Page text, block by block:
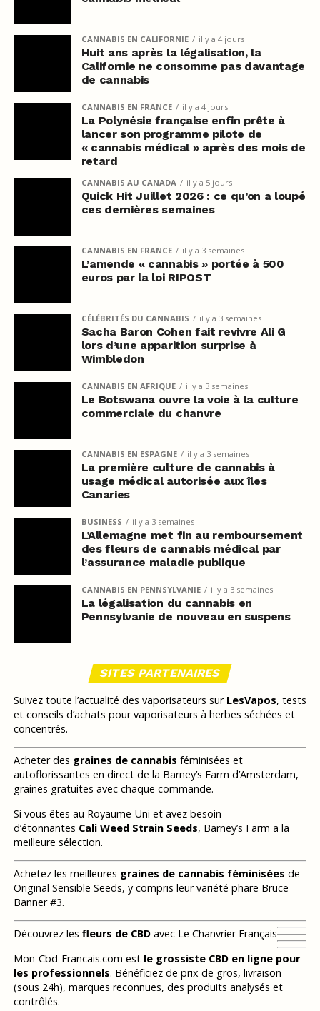
CANNABIS EN CALIFORNIE il y a 4 jours
Huit ans après la légalisation, la
Californie ne consomme pas davantage
de cannabis
CANNABIS EN FRANCE il y a 4 jours
La Polynésie française enfin prête à
lancer son programme pilote de
« cannabis médical » après des mois de
retard
CANNABIS AU CANADA il y a 5 jours
Quick Hit Juillet 2026 : ce qu’on a loupé
ces dernières semaines
CANNABIS EN FRANCE il y a 3 semaines
L’amende « cannabis » portée à 500
euros par la loi RIPOST
CÉLÉBRITÉS DU CANNABIS il y a 3 semaines
Sacha Baron Cohen fait revivre Ali G
lors d’une apparition surprise à
Wimbledon
CANNABIS EN AFRIQUE il y a 3 semaines
Le Botswana ouvre la voie à la culture
commerciale du chanvre
CANNABIS EN ESPAGNE il y a 3 semaines
La première culture de cannabis à
usage médical autorisée aux îles
Canaries
BUSINESS il y a 3 semaines
L’Allemagne met fin au remboursement
des fleurs de cannabis médical par
l’assurance maladie publique
CANNABIS EN PENNSYLVANIE il y a 3 semaines
La légalisation du cannabis en
Pennsylvanie de nouveau en suspens
SITES PARTENAIRES
Suivez toute l’actualité des vaporisateurs sur LesVapos, tests
et conseils d’achats pour vaporisateurs à herbes séchées et
concentrés.
Acheter des graines de cannabis féminisées et
autoflorissantes en direct de la Barney’s Farm d’Amsterdam,
graines gratuites avec chaque commande.
Si vous êtes au Royaume-Uni et avez besoin
d’étonnantes Cali Weed Strain Seeds, Barney’s Farm a la
meilleure sélection.
Achetez les meilleures graines de cannabis féminisées de
Original Sensible Seeds, y compris leur variété phare Bruce
Banner #3.
Découvrez les fleurs de CBDavec Le Chanvrier Français
Mon-Cbd-Francais.com est le grossiste CBD en ligne pour
les professionnels. Bénéficiez de prix de gros, livraison
(sous 24h), marques reconnues, des produits analysés et
contrôlés.